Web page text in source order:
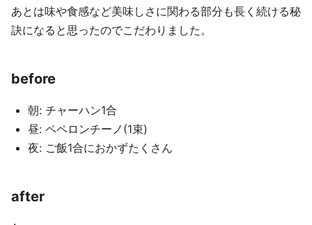
あとは味や食感など美味しさに関わる部分も長く続ける秘
訣になると思ったのでこだわりました。
before
朝: チャーハン1合
昼: ペペロンチーノ(1束)
夜: ご飯1合におかずたくさん
after